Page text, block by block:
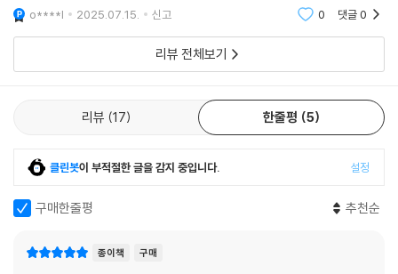
다. o****l 2025.07.15. 신고 0 댓글0
리뷰 전체보기
리뷰 17 한줄평 5
클린봇이 부적절한 글을 감지 중입니다. 설정
구매한줄평 추천순
종이책 구매